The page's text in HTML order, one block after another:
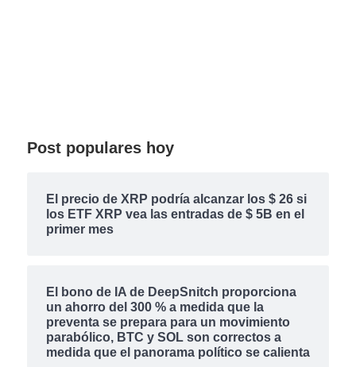
Post populares hoy
El precio de XRP podría alcanzar los $ 26 si
los ETF XRP vea las entradas de $ 5B en el
primer mes
El bono de IA de DeepSnitch proporciona
un ahorro del 300 % a medida que la
preventa se prepara para un movimiento
parabólico, BTC y SOL son correctos a
medida que el panorama político se calienta